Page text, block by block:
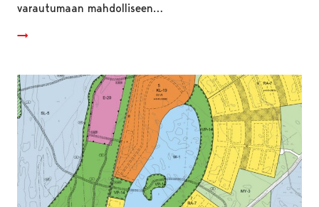
varautumaan mahdolliseen…